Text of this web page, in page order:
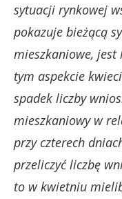
sytuacji rynkowej
pokazuje bieżącą
mieszkaniowe, jest
tym aspekcie
spadek liczby
mieszkaniowy w
przy czterech
przeliczyć liczbę
to w kwietniu